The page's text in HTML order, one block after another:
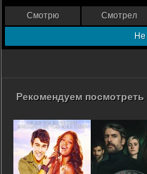
Смотрю Смотрел
Не
Рекомендуем посмотреть